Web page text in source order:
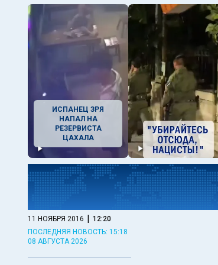
ИСПАНЕЦ ЗРЯ
НАПАЛ НА
РЕЗЕРВИСТА
ЦАХАЛА
11 НОЯБРЯ 2016 | 12:20
ПОСЛЕДНЯЯ НОВОСТЬ: 15:18
08 АВГУСТА 2026